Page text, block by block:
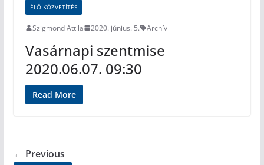
ÉLŐ KÖZVETÍTÉS
Szigmond Attila 2020. június. 5. Archív
Vasárnapi szentmise
2020.06.07. 09:30
Read More
← Previous